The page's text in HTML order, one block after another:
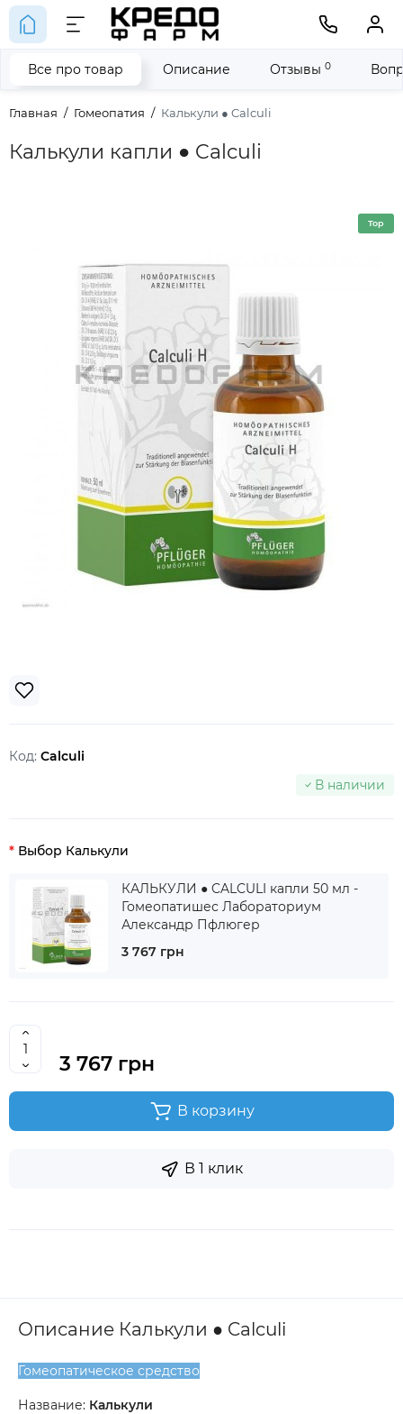
Главная Гомеопатия Калькули ● Calculi
Калькули капли ● Calculi
Все про товар Описание Отзывы 0
Top
Код: Calculi
В наличии
Выбор Калькули
КАЛЬКУЛИ ● CALCULI капли 50 мл -
Гомеопатишес Лабораториум
Александр Пфлюгер
3 767 грн
3 767 грн
В корзину
В 1 клик
Описание Калькули ● Calculi
Гомеопатическое средство
Название: Калькули